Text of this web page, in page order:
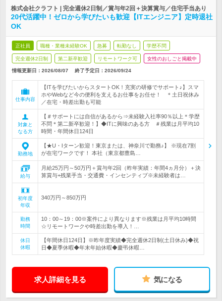
株式会社クラフト | 完全週休2日制／賞与年2回＋決算賞与／住宅手当あり
20代活躍中！ゼロから学びたいも歓迎【ITエンジニア】定時退社
OK
正社員 職種・業種未経験OK 急募 転勤なし 学歴不問
完全週休2日制 第二新卒歓迎 リモートワーク可 女性のおしごと掲載中
情報更新日：2026/08/07 終了予定日： 2026/09/24
仕事内容
【ITを学びたいからスタートOK！充実の研修でサポート♪】スマ
ホやWebなど今の便利を支えるお仕事をお任せ！ ＊土日祝休み
／在宅・時差出勤も可能
対象と
なる方
【＃サポートには自信があるから⇒未経験入社率90％以上＊学歴
不問＊第二新卒歓迎！】◆ITに興味のある方 ＃残業は月平均10
時間・年間休日124日
勤務地
【★U・Iターン歓迎！東京または、神奈川で勤務♪】 ※現在7割
が在宅ワークです！ 本社（東京都豊島…
給与
月給25万円～50万円＋賞与年2回（昨年実績：年間4ヵ月分）＋決
算賞与+残業手当・交通費・インセンティブ※未経験者は…
初年度
年収
340万円～850万円
勤務
時間
10：00～19：00※案件により異なります※残業は月平均10時間
☆リモートワークや時差出勤を導入！…
休日
休暇
【年間休日124日】※昨年度実績◆完全週休2日制(土日休み)◆祝
日◆夏季休暇◆年末年始休暇◆慶弔休暇…
求人詳細を見る 気になる